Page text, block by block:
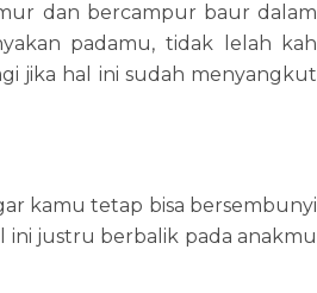
dan bercampur baur dalam
padamu, tidak lelah kah
jika hal ini sudah menyangkut
kamu tetap bisa bersembunyi
ini justru berbalik pada anakmu